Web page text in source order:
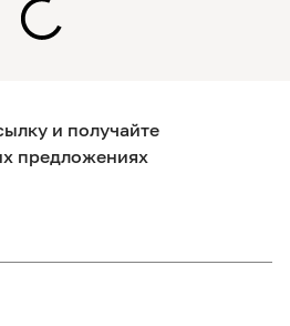
и получайте
предложениях